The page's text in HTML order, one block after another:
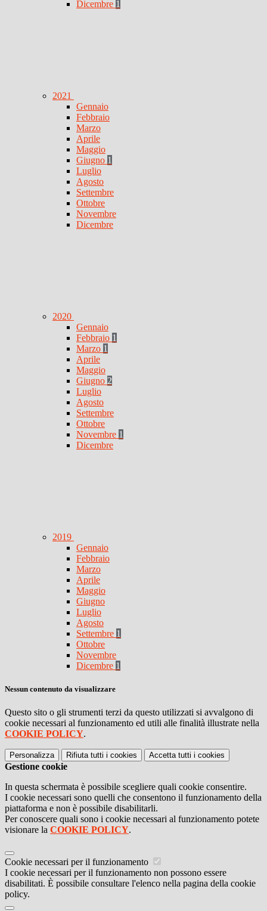
Dicembre 1
2021
Gennaio
Febbraio
Marzo
Aprile
Maggio
Giugno 1
Luglio
Agosto
Settembre
Ottobre
Novembre
Dicembre
2020
Gennaio
Febbraio 1
Marzo 1
Aprile
Maggio
Giugno 2
Luglio
Agosto
Settembre
Ottobre
Novembre 1
Dicembre
2019
Gennaio
Febbraio
Marzo
Aprile
Maggio
Giugno
Luglio
Agosto
Settembre 1
Ottobre
Novembre
Dicembre 1
Nessun contenuto da visualizzare
Questo sito o gli strumenti terzi da questo utilizzati si avvalgono di
cookie necessari al funzionamento ed utili alle finalità illustrate nella
COOKIE POLICY.
Personalizza Rifiuta tutti i cookies Accetta tutti i cookies
Gestione cookie
In questa schermata è possibile scegliere quali cookie consentire.
I cookie necessari sono quelli che consentono il funzionamento della
piattaforma e non è possibile disabilitarli.
Per conoscere quali sono i cookie necessari al funzionamento potete
visionare la COOKIE POLICY.
Cookie necessari per il funzionamento
I cookie necessari per il funzionamento non possono essere
disabilitati. È possibile consultare l'elenco nella pagina della cookie
policy.